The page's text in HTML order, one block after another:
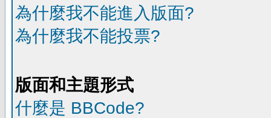
為什麼我不能進入版面?
為什麼我不能投票?
版面和主題形式
什麼是 BBCode?